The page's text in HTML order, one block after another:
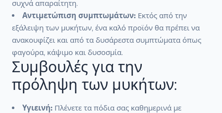
συχνά απαραίτητη.
Αντιμετώπιση συμπτωμάτων: Εκτός από την
εξάλειψη των μυκήτων, ένα καλό προϊόν θα πρέπει να
ανακουφίζει και από τα δυσάρεστα συμπτώματα όπως
φαγούρα, κάψιμο και δυσοσμία.
Συμβουλές για την
πρόληψη των μυκήτων:
Υγιεινή: Πλένετε τα πόδια σας καθημερινά με